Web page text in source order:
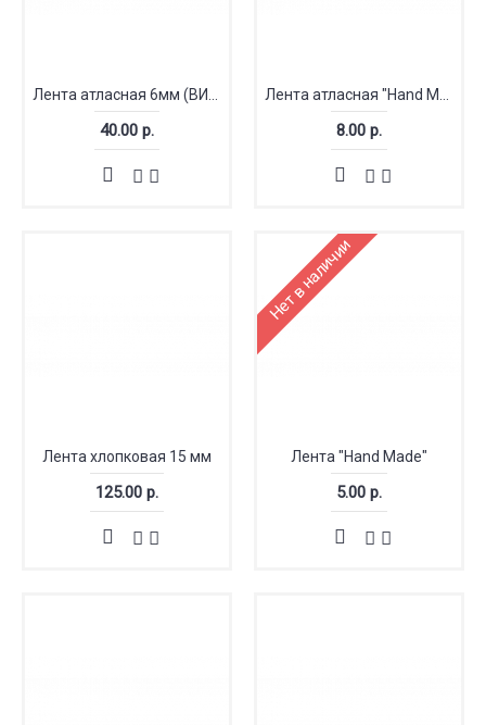
40.00 р. 8.00 р.
Лента хлопковая 15 мм
125.00 р.
Нет в наличии
Лента "Hand Made"
5.00 р.